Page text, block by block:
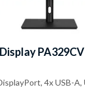
4x USB-A,